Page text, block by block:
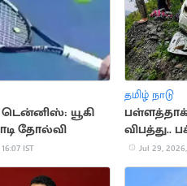
டென்னிஸ்: யூகி
தோல்வி
IST
தமிழ் நாடு
விபத்து..
உள்பட 5
Jul 29,